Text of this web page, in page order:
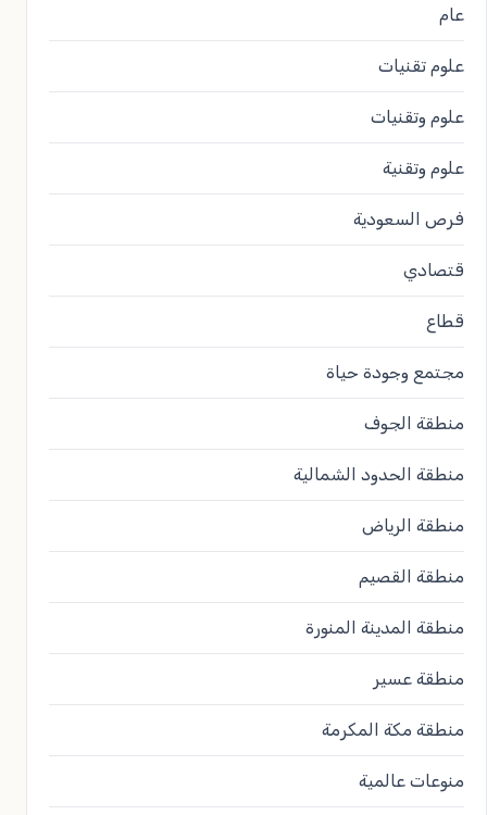
عام
علوم تقنيات
علوم وتقنيات
علوم وتقنية
فرص السعودية
قتصادي
قطاع
مجتمع وجودة حياة
منطقة الجوف
منطقة الحدود الشمالية
منطقة الرياض
منطقة القصيم
منطقة المدينة المنورة
منطقة عسير
منطقة مكة المكرمة
منوعات عالمية